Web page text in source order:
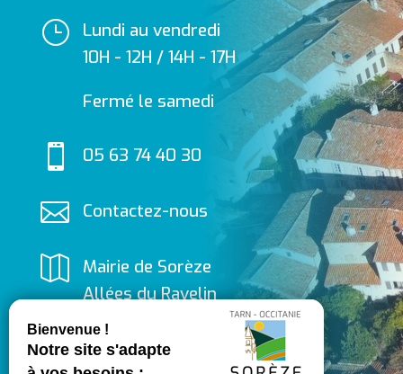
}
Lundi au vendredi
10H - 12H / 14H - 17H
Fermé le samedi
 05 63 74 40 30
 Contactez-nous

Mairie de Sorèze
Allées du Ravelin
81540 SORÈZE